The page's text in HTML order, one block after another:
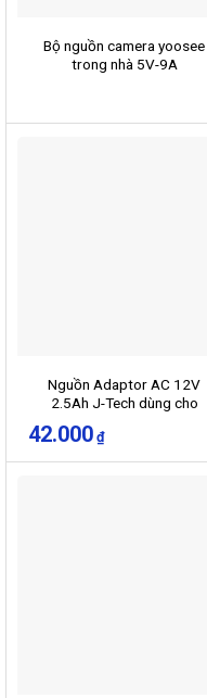
Bộ nguồn camera yoosee
trong nhà 5V-9A
Nguồn Adaptor AC 12V
2.5Ah J-Tech dùng cho
42.000 ₫